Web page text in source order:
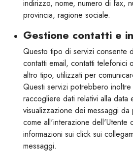
indirizzo, nome, numero di fax,
provincia, ragione sociale.
Gestione contatti e
Questo tipo di servizi consente
contatti email, contatti telefonici
altro tipo, utilizzati per
Questi servizi potrebbero
raccogliere dati relativi alla data
visualizzazione dei messaggi
come all'interazione dell'Utente
informazioni sui click sui
messaggi.